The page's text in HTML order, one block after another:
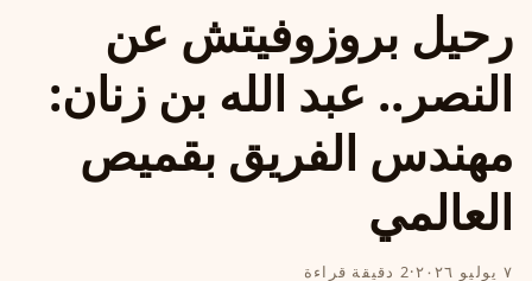
رحيل بروزوفيتش عن
النصر.. عبد الله بن زنان:
مهندس الفريق بقميص
العالمي
٧ يوليو ٢٠٢٦ ·2 دقيقة قراءة